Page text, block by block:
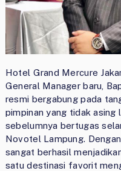
Hotel Grand Mercure
General Manager baru,
resmi bergabung pada
pimpinan yang tidak asing
sebelumnya bertugas
Novotel Lampung.
sangat berhasil
satu destinasi favorit